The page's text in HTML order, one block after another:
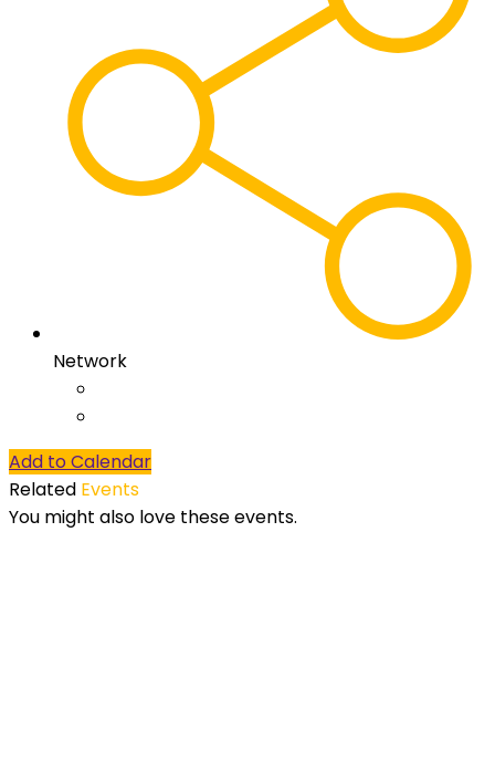
Network
Add to Calendar
Related Events
You might also love these events.